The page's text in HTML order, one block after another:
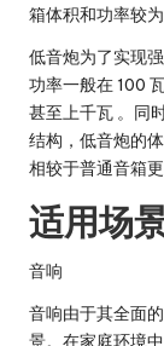
箱体积和功率较
低音炮为了实现
功率一般在 100
甚至上千瓦 。同
结构，低音炮的
相较于普通音箱更
适用场
音响
音响由于其全面
景。在家庭环境